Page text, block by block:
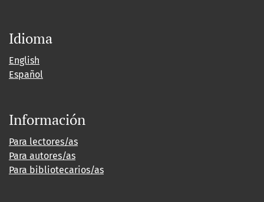
Idioma
English
Español
Información
Para lectores/as
Para autores/as
Para bibliotecarios/as